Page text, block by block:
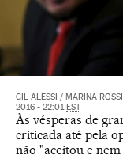
GIL ALESSI / MARINA ROSSI
2016 - 22:01 EST
Às vésperas de
criticada até pela
não "aceitou e